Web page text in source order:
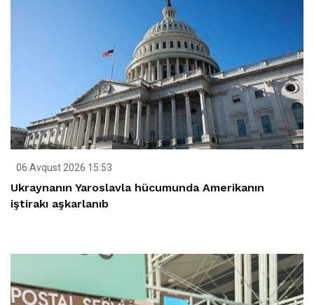
06 Avqust 2026 15:53
Ukraynanın Yaroslavla hücumunda Amerikanın
iştirakı aşkarlanıb